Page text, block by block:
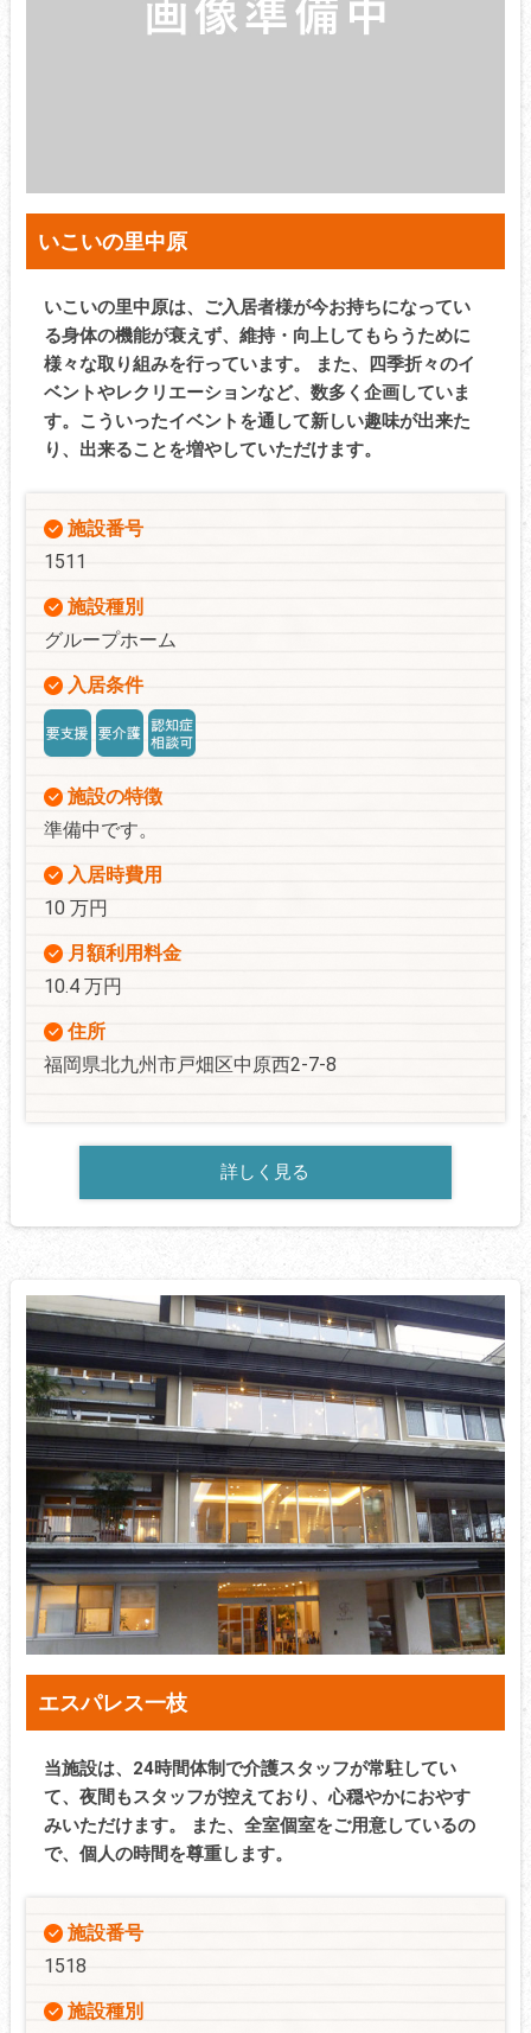
いこいの里中原
いこいの里中原は、ご入居者様が今お持ちになってい
る身体の機能が衰えず、維持・向上してもらうために
様々な取り組みを行っています。 また、四季折々のイ
ベントやレクリエーションなど、数多く企画していま
す。こういったイベントを通して新しい趣味が出来た
り、出来ることを増やしていただけます。
施設番号
1511
施設種別
グループホーム
入居条件
施設の特徴
準備中です。
入居時費用
10 万円
月額利用料金
10.4 万円
住所
福岡県北九州市戸畑区中原西2-7-8
詳しく見る
エスパレス一枝
当施設は、24時間体制で介護スタッフが常駐してい
て、夜間もスタッフが控えており、心穏やかにおやす
みいただけます。 また、全室個室をご用意しているの
で、個人の時間を尊重します。
施設番号
1518
施設種別